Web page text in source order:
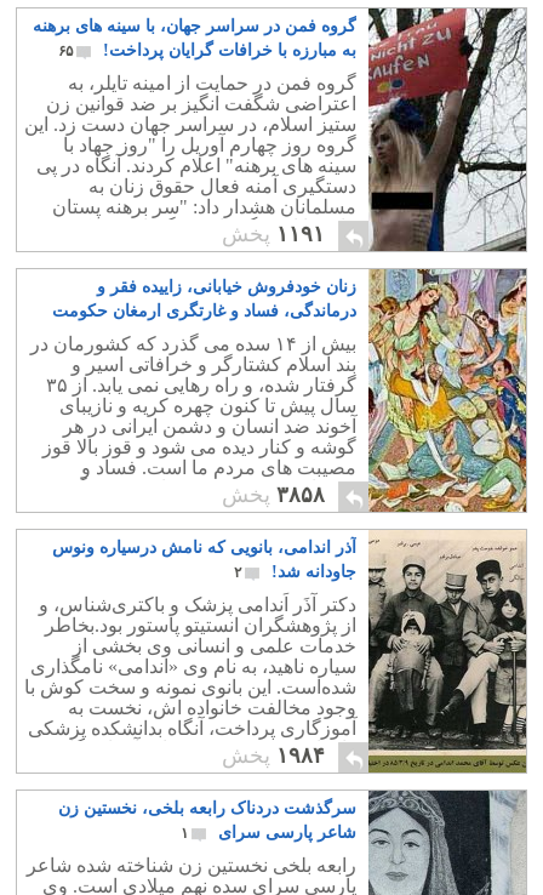
گروه فمن در سراسر جهان، با سینه های برهنه
به مبارزه با خرافات گرایان پرداخت!
۶۵
گروه فمن در حمایت از امینه تايلر، به
اعتراضی شگفت انگیز بر ضد قوانین زن
ستیز اسلام، در سراسر جهان دست زد. این
گروه روز چهارم آوریل را "روز جهاد با
سینه های برهنه" اعلام کردند. آنگاه در پی
دستگیری آمنه فعال حقوق زنان به
مسلمانان هشدار داد: "سر برهنه پستان
های ما از سنگ های سنگسار شما کشنده
تر است."
۱۱۹۱ پخش
زنان خودفروش خیابانی، زاییده فقر و
درماندگی، فساد و غارتگری ارمغان حکومت
اسلامی
بیش از ۱۴ سده می گذرد که کشورمان در
بند اسلام کشتارگر و خرافاتی اسیر و
گرفتار شده، و راه رهایی نمی یابد. از ۳۵
سال پیش تا کنون چهره کریه و نازیبای
آخوند ضد انسان و دشمن ایرانی در هر
گوشه و کنار دیده می شود و قوز بالا قوز
مصیبت های مردم ما است. فساد و
فحشاء، دزدی، رشوه خواری در هرگوشه
بیداد می کند.
۳۸۵۸ پخش
آذر اندامی، بانویی که نامش درسیاره ونوس
جاودانه شد!
۲
دکتر آذَر اَندامی پزشک و باکتری‌شناس، و
از پژوهشگران انستیتو پاستور بود.بخاطر
خدمات علمی و انسانی وی بخشی از
سیاره ناهید، به نام وی «اندامی» نامگذاری
شده‌است. این بانوی نمونه و سخت کوش با
وجود مخالفت خانواده اش، نخست به
آموزگاری پرداخت، آنگاه بدانشکده پزشکی
راه یافت سپس به تحقیقات آزمایشگاهی
پرداخت.
۱۹۸۴ پخش
سرگذشت دردناک رابعه بلخی، نخستین زن
شاعر پارسی‌ سرای
۱
رابعه بلخی نخستين زن شناخته شده شاعر
پارسی سرای سده نهم میلادی است. وی